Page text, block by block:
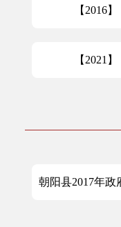
【2016】
【2021】
朝阳县2017年